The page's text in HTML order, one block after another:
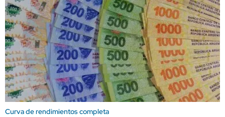
Curva de rendimientos completa